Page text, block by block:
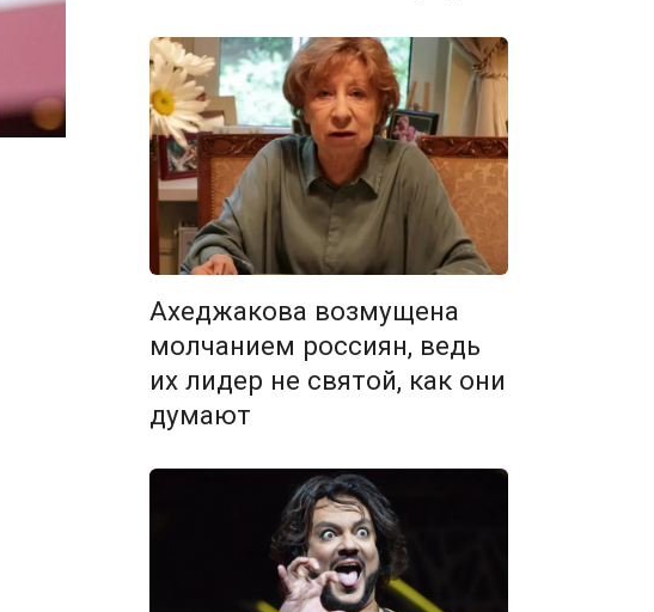
Ахеджакова возмущена
молчанием россиян, ведь
их лидер не святой, как они
думают